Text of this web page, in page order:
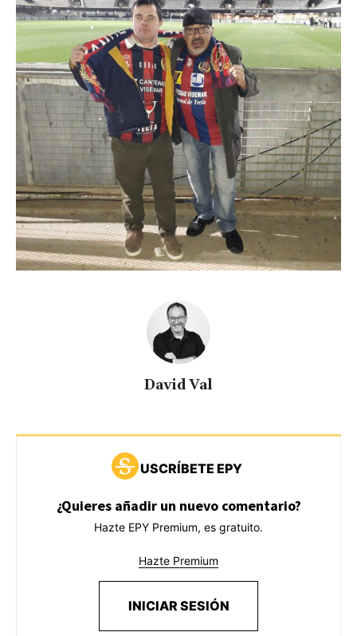
David Val
USCRÍBETE EPY
¿Quieres añadir un nuevo comentario?
Hazte EPY Premium, es gratuito.
Hazte Premium
INICIAR SESIÓN